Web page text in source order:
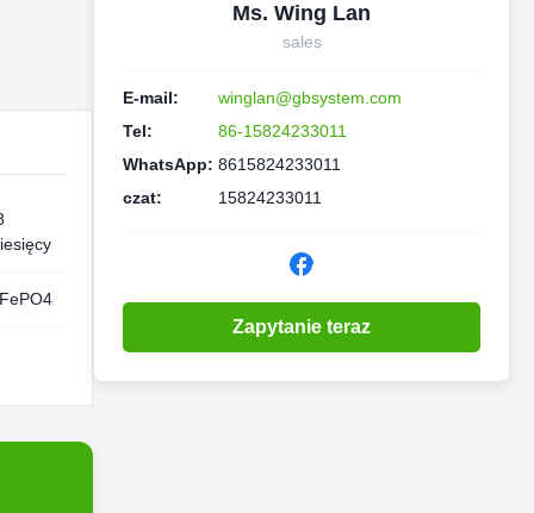
Ms. Wing Lan
sales
E-mail:
winglan@gbsystem.com
Tel:
86-15824233011
WhatsApp: 8615824233011
czat:
15824233011
Zapytanie teraz